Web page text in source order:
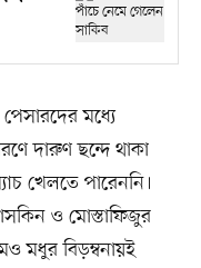
পেসারদের মধ্যে
দারুণ ছন্দে থাকা
খেলতে পারেননি।
ও মোস্তাফিজুর
মধুর বিড়ম্বনায়ই